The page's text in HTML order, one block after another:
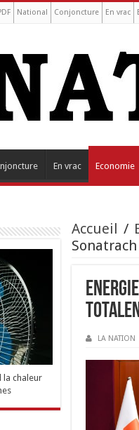
National Conjoncture En vrac
En vrac Economie
Accueil /
LA NATION
la chaleur